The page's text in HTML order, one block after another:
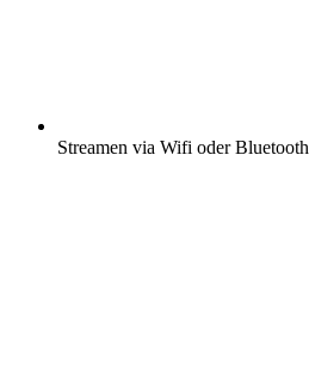
Streamen via Wifi oder Bluetooth